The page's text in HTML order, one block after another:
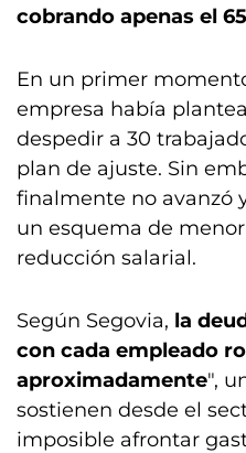
cobrando apenas el
En un primer
empresa había
despedir a 30
plan de ajuste. Sin
finalmente no avanzó
un esquema de
reducción salarial.
Según Segovia, la
con cada empleado
aproximadamente",
sostienen desde el
imposible afrontar